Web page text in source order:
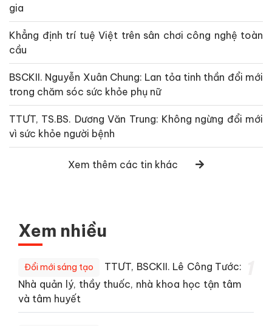
gia
Khẳng định trí tuệ Việt trên sân chơi công nghệ toàn
cầu
BSCKII. Nguyễn Xuân Chung: Lan tỏa tinh thần đổi mới
trong chăm sóc sức khỏe phụ nữ
TTƯT, TS.BS. Dương Văn Trung: Không ngừng đổi mới
vì sức khỏe người bệnh
Xem thêm các tin khác
Xem nhiều
Đổi mới sáng tạo
TTƯT, BSCKII. Lê Công Tước:
Nhà quản lý, thầy thuốc, nhà khoa học tận tâm
và tâm huyết